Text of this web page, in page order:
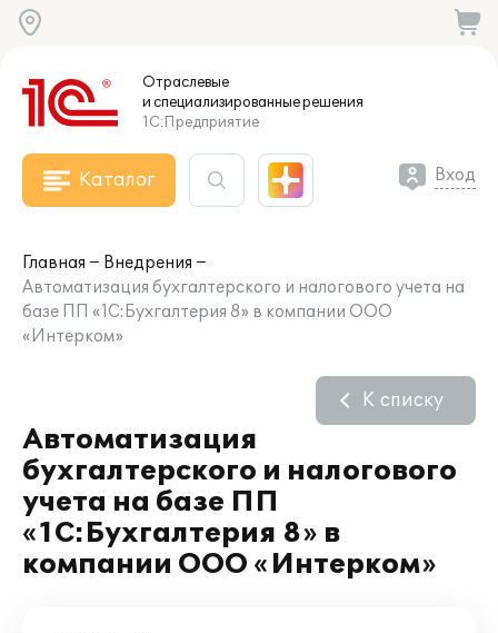
Отраслевые
и специализированныерешения
1С:Предприятие
Каталог Вход
Главная
Внедрения
Автоматизация бухгалтерского и налогового учета на
базе ПП «1C:Бухгалтерия 8» в компании ООО
«Интерком»
Автоматизация
бухгалтерского и налогового
учета на базе ПП
«1C:Бухгалтерия 8» в
компании ООО «Интерком»
К списку